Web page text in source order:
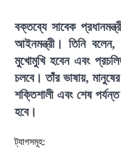
বক্তব্যে সাবেক
আইনমন্ত্রী। তিনি
মুখোমুখি হবেন এবং
চলবে। তাঁর ভাষায়,
শক্তিশালী এবং শেষ
হবে।
ট্যাগসমূহ: